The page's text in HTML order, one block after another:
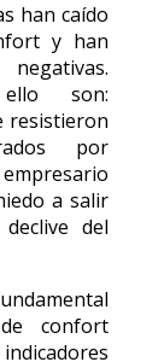
han caído
y han
ello son:
resistieron
por
a salir
del
confort